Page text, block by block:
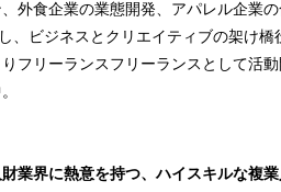
外食企業の業態開発、アパレル企業
、ビジネスとクリエイティブの架け
フリーランスフリーランスとして活
財業界に熱意を持つ、ハイスキルな複